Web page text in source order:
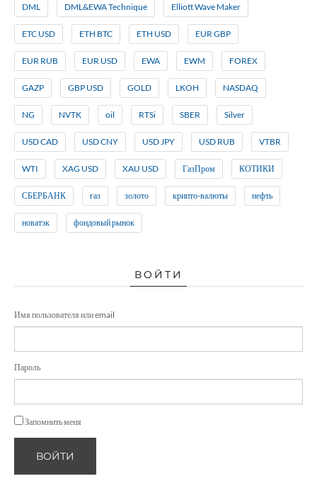
DML DML&EWA Technique Elliott Wave Maker
ETC USD ETH BTC ETH USD EUR GBP
EUR RUB EUR USD EWA EWM FOREX
GAZP GBP USD GOLD LKOH NASDAQ
NG NVTK oil RTSi SBER Silver
USD CAD USD CNY USD JPY USD RUB VTBR
WTI XAG USD XAU USD ГазПром КОТИКИ
СБЕРБАНК газ золото крипто-валюты нефть
новатэк фондовый рынок
ВОЙТИ
Имя пользователя или email
Пароль
Запомнить меня
ВОЙТИ